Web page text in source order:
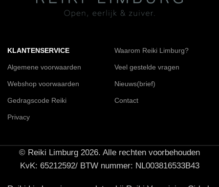
KLANTENSERVICE
Algemene voorwaarden
Webshop voorwaarden
Gedragscode Reiki
Privacy
Waarom Reiki Limburg?
Veel gestelde vragen
Nieuws(brief)
Contact
© Reiki Limburg 2026. Alle rechten voorbehouden
KvK: 65212592/ BTW nummer: NL003816533B43